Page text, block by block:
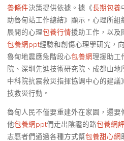
養條件決策提供依據。據《長期包養
助魯甸站工作總結》顯示，心理所
展開的心理包養行情援助工作，以及
包養網ppt經驗和創傷心理學研究，
魯甸地震應急階段心包養網理援助工
院、深圳先進技術研究院、成都山
中科院抗震救災指揮協調中心的建
技救災行動。
魯甸人民不僅要重建外在家園，還要
他包養網ppt們走出陰霾的路包養網
志愿者們通過各種方式幫包養甜心網